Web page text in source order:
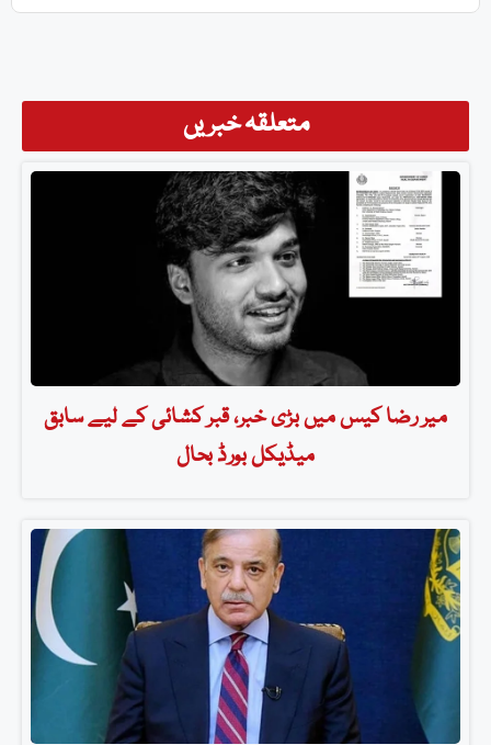
متعلقہ خبریں
میر رضا کیس میں بڑی خبر، قبر کشائی کے لیے سابق
میڈیکل بورڈ بحال